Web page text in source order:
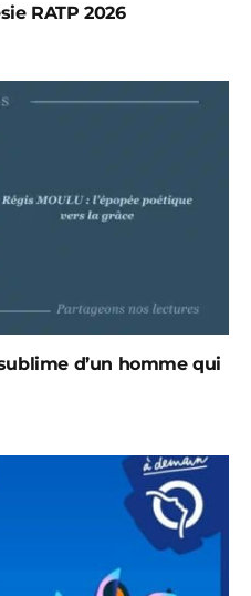
RATP 2026
d’un homme qui